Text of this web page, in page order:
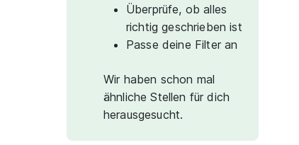
Überprüfe, ob alles
richtig geschrieben ist
Passe deine Filter an
Wir haben schon mal
ähnliche Stellen für dich
herausgesucht.